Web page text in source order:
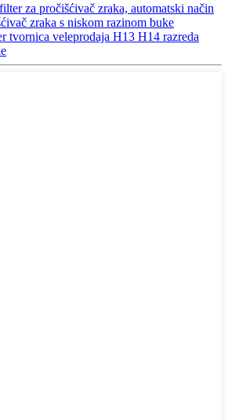
za pročišćivač zraka, automatski način
zraka s niskom razinom buke
tvornica veleprodaja H13 H14 razreda